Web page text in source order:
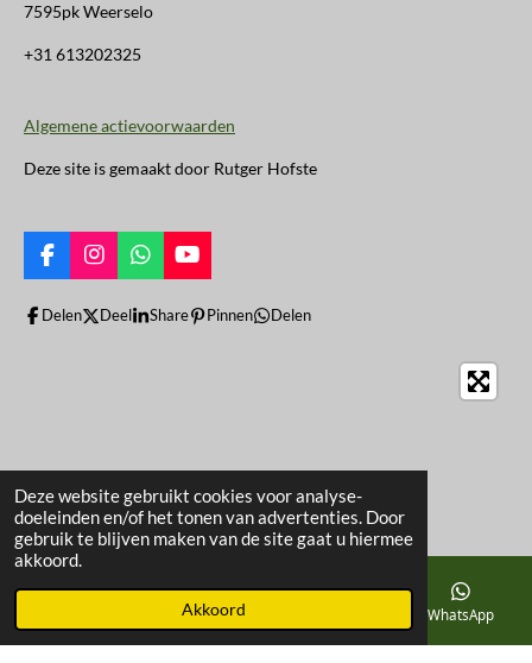
Deze website gebruikt cookies voor analyse-
doeleinden en/of het tonen van advertenties. Door
gebruik te blijven maken van de site gaat u hiermee
akkoord.
Akkoord
7595pk Weerselo
+31 613202325
Algemene actievoorwaarden
Deze site is gemaakt door Rutger Hofste
F
a
c
I
n
s
t
W
h
a
t
Y
o
u
T
Delen Deel Share Pinnen Delen
Kaart WhatsApp